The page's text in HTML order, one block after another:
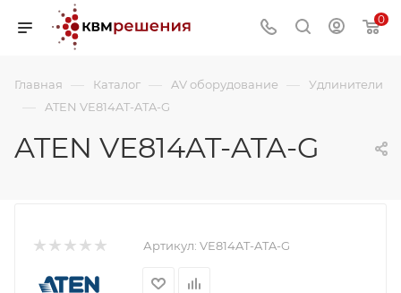
0
Главная — Каталог — AV оборудование — Удлинители
— ATEN VE814AT-ATA-G
ATEN VE814AT-ATA-G
Артикул: VE814AT-ATA-G